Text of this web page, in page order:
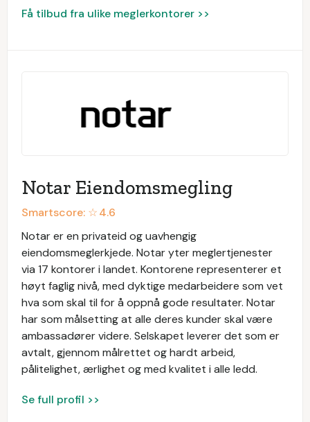
Få tilbud fra ulike meglerkontorer >>
Notar Eiendomsmegling
Smartscore: ☆4.6
Notar er en privateid og uavhengig
eiendomsmeglerkjede. Notar yter meglertjenester
via 17 kontorer i landet. Kontorene representerer et
høyt faglig nivå, med dyktige medarbeidere som vet
hva som skal til for å oppnå gode resultater. Notar
har som målsetting at alle deres kunder skal være
ambassadører videre. Selskapet leverer det som er
avtalt, gjennom målrettet og hardt arbeid,
pålitelighet, ærlighet og med kvalitet i alle ledd.
Se full profil >>